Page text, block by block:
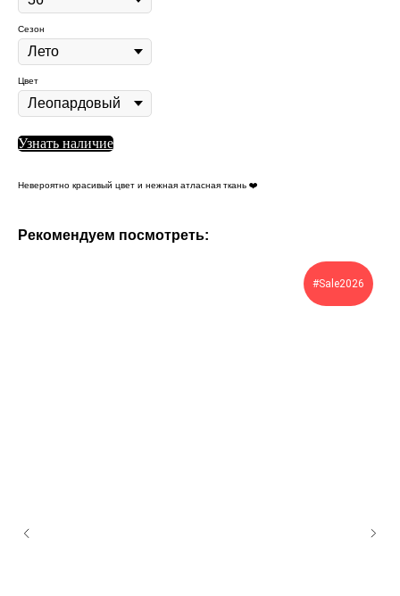
Сезон
Цвет
Узнать наличие
Невероятно красивый цвет и нежная атласная ткань ❤️
Рекомендуем посмотреть:
#Sale2026